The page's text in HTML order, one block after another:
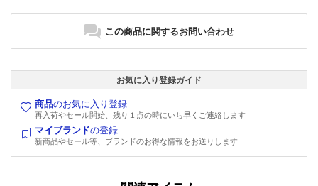
この商品に関するお問い合わせ
お気に入り登録ガイド
商品のお気に入り登録
再入荷やセール開始、残り１点の時にいち早くご連絡します
マイブランドの登録
新商品やセール等、ブランドのお得な情報をお送りします